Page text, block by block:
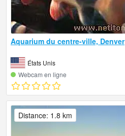
Aquarium du centre-ville, Denver
États Unis
Webcam en ligne
Distance: 1.8 km